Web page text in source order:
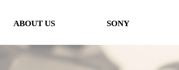
ABOUT US SONY